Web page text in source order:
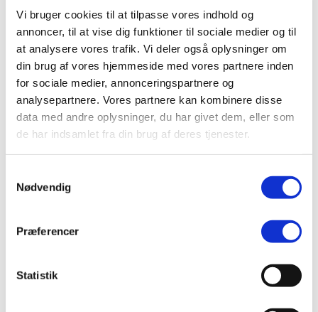
Vi bruger cookies til at tilpasse vores indhold og
annoncer, til at vise dig funktioner til sociale medier og til
at analysere vores trafik. Vi deler også oplysninger om
din brug af vores hjemmeside med vores partnere inden
for sociale medier, annonceringspartnere og
analysepartnere. Vores partnere kan kombinere disse
data med andre oplysninger, du har givet dem, eller som
de har indsamlet fra din brug af deres tjenester.
Nødvendig
Præferencer
Statistik
PROJEKTER
LINKS
Generalforsamlingen er forebeholdt medlemmer af
Dronemusik Danmark.
Hvis du ikke allerede er medlem, såklik her for at
blive medlem
Praktisk:
Generalforsamlingen bliver afholdt som en del
Alle med et gældende medlemskab kan deltage
af at du har deltaget i træffet.
– Tid: 13:00-14:30